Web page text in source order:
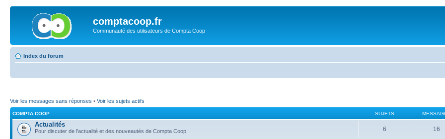
comptacoop.fr
Communauté des utilisateurs de Compta Coop
Index du forum
Voir les messages sans réponses • Voir les sujets actifs
COMPTA COOP SUJETS
Actualités
Pour discuter de l'actualité et des nouveautés de Compta Coop 6 16